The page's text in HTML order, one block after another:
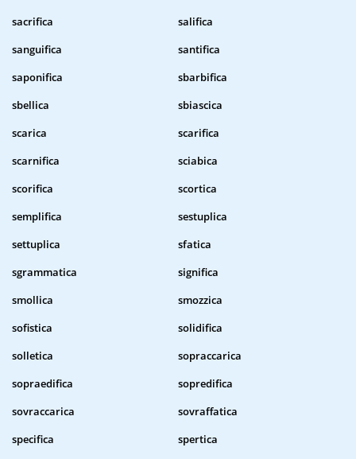
sacrifica
salifica
sanguifica
santifica
saponifica
sbarbifica
sbellica
sbiascica
scarica
scarifica
scarnifica
sciabica
scorifica
scortica
semplifica
sestuplica
settuplica
sfatica
sgrammatica
significa
smollica
smozzica
sofistica
solidifica
solletica
sopraccarica
sopraedifica
sopredifica
sovraccarica
sovraffatica
specifica
spertica